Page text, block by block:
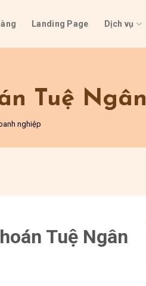
Landing Page Dịch vụ
Tuệ Ngân
nghiệp
Tuệ Ngân